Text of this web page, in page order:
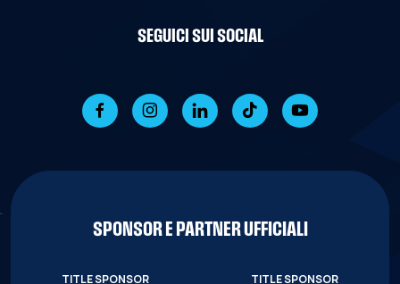
SEGUICI SUI SOCIAL
SPONSOR E PARTNER UFFICIALI
TITLE SPONSOR TITLE SPONSOR